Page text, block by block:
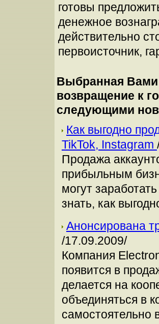
готовы
денежное
действительно
первоисточник,
Выбранная Вами
возвращение к
следующими
Как выгодно
TikTok, Instagram
Продажа
прибыльным
могут
знать, как
Анонсирована
/17.09.2009/
Компания
появится в
делается на
объединяться в
самостоятельно